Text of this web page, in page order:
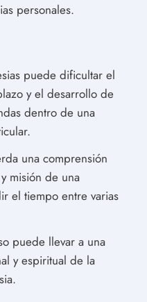
personales.
puede dificultar el
y el desarrollo de
dentro de una
una comprensión
misión de una
el tiempo entre varias
puede llevar a una
y espiritual de la